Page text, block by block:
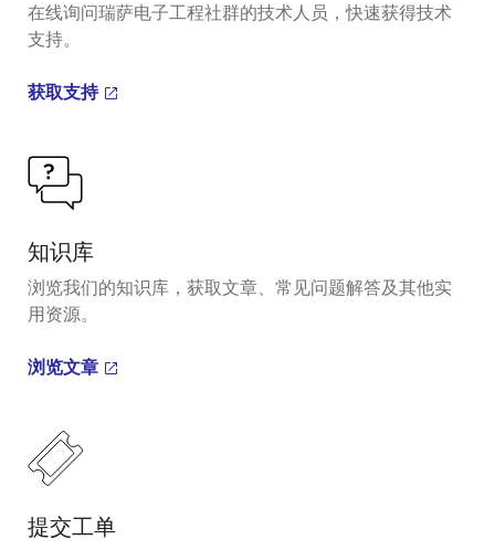
在线询问瑞萨电子工程社群的技术人员，快速获得技术
支持。
获取支持
知识库
浏览我们的知识库，获取文章、常见问题解答及其他实
用资源。
浏览文章
提交工单